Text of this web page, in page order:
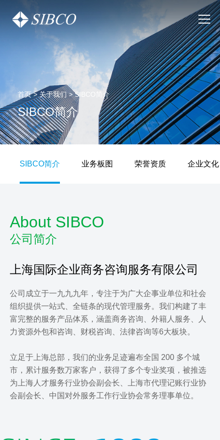
首页>关于我们>SIBCO简介
SIBCO简介
SIBCO简介 业务板图 荣誉资质 企业文化
About SIBCO
公司简介
上海国际企业商务咨询服务有限公司
公司成立于一九九九年，专注于为广大企事业单位和社会
组织提供一站式、全链条的现代管理服务。我们构建了丰
富完整的服务产品体系，涵盖商务咨询、外籍人服务、人
力资源外包和咨询、财税咨询、法律咨询等6大板块。
立足于上海总部，我们的业务足迹遍布全国 200 多个城
市，累计服务数万家客户，获得了多个专业奖项，被推选
为上海人才服务行业协会副会长、上海市代理记账行业协
会副会长、中国对外服务工作行业协会常务理事单位。